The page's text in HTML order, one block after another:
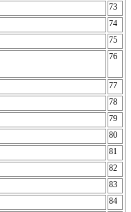
73
74
75
76
77
78
79
80
81
82
83
84